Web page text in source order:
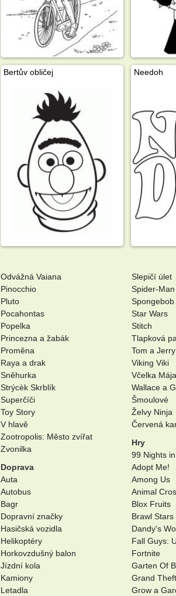
Bertův obličej Needoh
Odvážná Vaiana
Pinocchio
Pluto
Pocahontas
Popelka
Princezna a žabák
Proměna
Raya a drak
Sněhurka
Strýcèk Skrblík
Superčíči
Toy Story
V hlavě
Zootropolis: Město zvířat
Zvonilka
Doprava
Auta
Autobus
Bagr
Dopravní značky
Hasičská vozidla
Helikoptéry
Horkovzdušný balon
Jízdní kola
Kamiony
Letadla
Slepičí úlet
Spider-Man
Star Wars
Stitch
Tlapková
Tom a Jerry
Viking Viki
Včelka Mája
Wallace a
Šmoulové
Želvy Ninja
Červená
Hry
99 Nights
Adopt Me!
Among Us
Animal
Blox Fruits
Brawl Stars
Dandy's
Fall Guys:
Fortnite
Garten Of
Grand
Grow a